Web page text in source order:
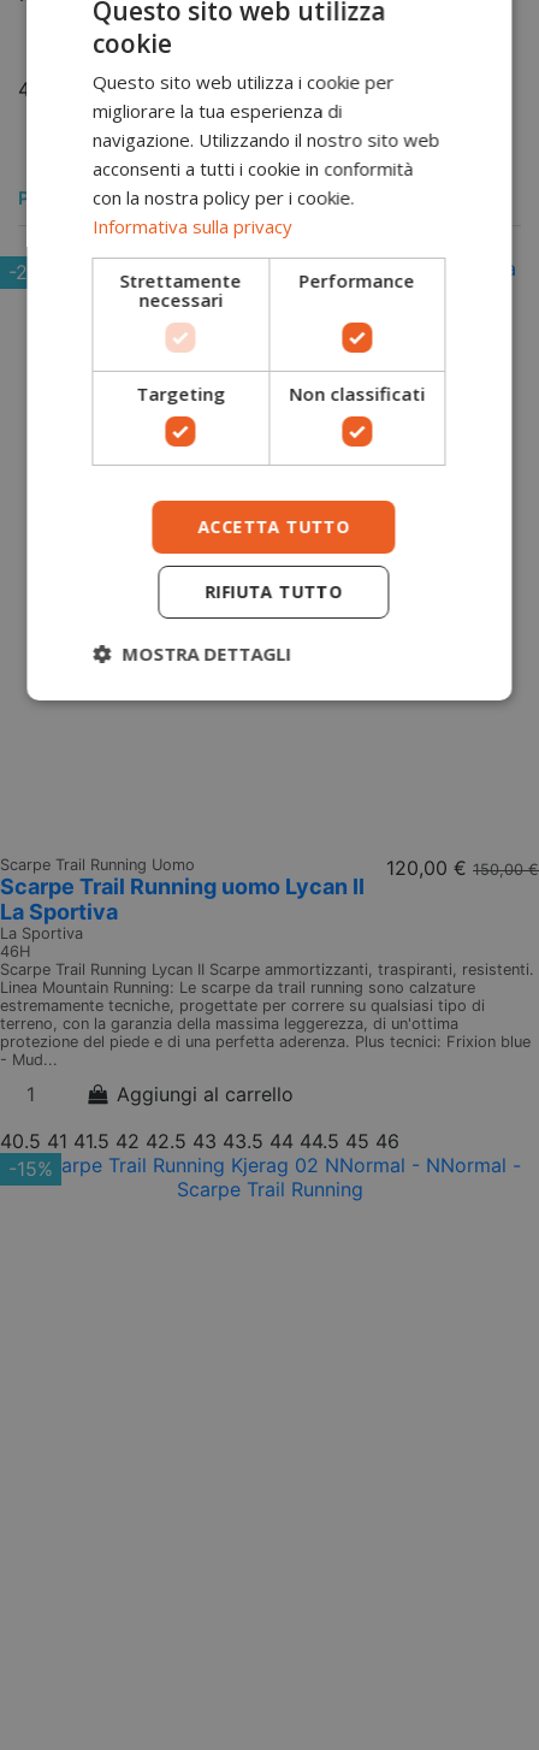
Aggiungi al carrello
40.5
41.5 42 42.5 43 43.5 44 44.5 45 46
POTREBBERO PIACERTI ANCHE
-20%
Scarpe Trail Running Uomo
Scarpe Trail Running uomo Lycan II
La Sportiva
La Sportiva
46H
120,00 € 150,00 €
Scarpe Trail Running Lycan II Scarpe ammortizzanti, traspiranti, resistenti.
Linea Mountain Running: Le scarpe da trail running sono calzature
estremamente tecniche, progettate per correre su qualsiasi tipo di
terreno, con la garanzia della massima leggerezza, di un'ottima
protezione del piede e di una perfetta aderenza. Plus tecnici: Frixion blue
- Mud...
Aggiungi al carrello
40.5 41 41.5 42 42.5 43 43.5 44 44.5 45 46
-15%
Questo sito web utilizza
cookie
Questo sito web utilizza i cookie per
migliorare la tua esperienza di
navigazione. Utilizzando il nostro sito web
acconsenti a tutti i cookie in conformità
con la nostra policy per i cookie.
Informativa sulla privacy
Strettamente
necessari
Performance
Targeting Non classificati
ACCETTA TUTTO
RIFIUTA TUTTO
MOSTRA DETTAGLI